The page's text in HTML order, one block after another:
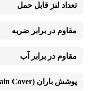
تعداد لنز قابل حمل
مقاوم در برابر ضربه
مقاوم در برابر آب
پوشش باران (Rain Cover)